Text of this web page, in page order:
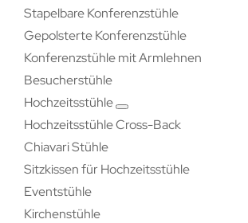
Stapelbare Konferenzstühle
Gepolsterte Konferenzstühle
Konferenzstühle mit Armlehnen
Besucherstühle
Hochzeitsstühle
Hochzeitsstühle Cross-Back
Chiavari Stühle
Sitzkissen für Hochzeitsstühle
Eventstühle
Kirchenstühle